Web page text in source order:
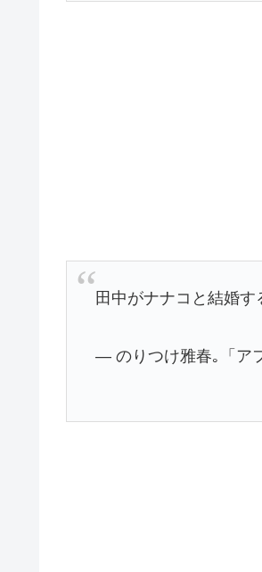
田中がナナコと結
— のりつけ雅春｡「ア